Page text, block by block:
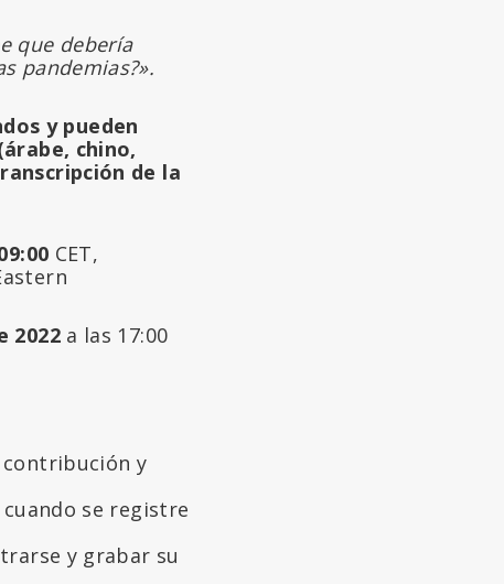
que debería
pandemias?».
y pueden
chino,
de la
CET,
2022a las 17:00
y
se registre
y grabar su